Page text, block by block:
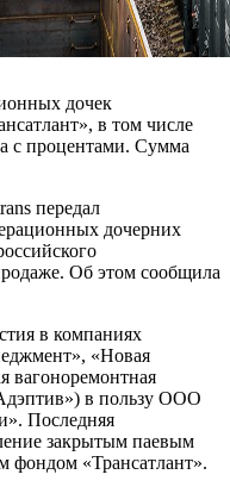
дочек
в том числе
с процентами. Сумма
передал
дочерних
Об этом сообщила
в компаниях
«Новая
вагоноремонтная
в пользу ООО
Последняя
закрытым паевым
«Трансатлант».